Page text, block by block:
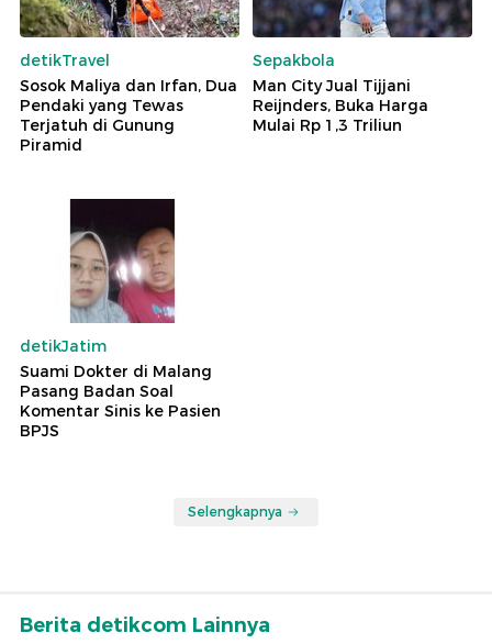
detikTravel
Sosok Maliya dan Irfan, Dua
Pendaki yang Tewas
Terjatuh di Gunung
Piramid
Sepakbola
Man City Jual Tijjani
Reijnders, Buka Harga
Mulai Rp 1,3 Triliun
detikJatim
Suami Dokter di Malang
Pasang Badan Soal
Komentar Sinis ke Pasien
BPJS
Selengkapnya
Berita detikcom Lainnya